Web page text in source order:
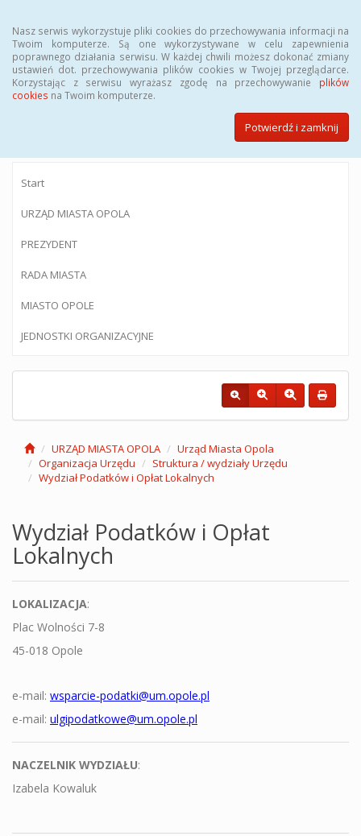
Nasz serwis wykorzystuje pliki cookies do przechowywania informacji na
Twoim komputerze. Są one wykorzystywane w celu zapewnienia
poprawnego działania serwisu. W każdej chwili możesz dokonać zmiany
ustawień dot. przechowywania plików cookies w Twojej przeglądarce.
Korzystając z serwisu wyrażasz zgodę na przechowywanie plików
cookies na Twoim komputerze.
Potwierdź i zamknij
BIULETYN INFORMACJI PUBLICZNEJ
Urzędu Miasta Opola
Start
URZĄD MIASTA OPOLA
PREZYDENT
RADA MIASTA
MIASTO OPOLE
JEDNOSTKI ORGANIZACYJNE
URZĄD MIASTA OPOLA
Urząd Miasta Opola
Organizacja Urzędu
Struktura / wydziały Urzędu
Wydział Podatków i Opłat Lokalnych
Wydział Podatków i Opłat
Lokalnych
LOKALIZACJA:
Plac Wolności 7-8
45-018 Opole
e-mail: wsparcie-podatki@um.opole.pl
e-mail: ulgipodatkowe@um.opole.pl
NACZELNIK WYDZIAŁU:
Izabela Kowaluk